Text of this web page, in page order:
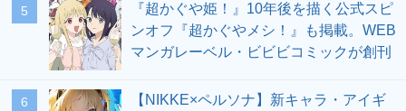
5
『超かぐや姫！』10年後を描く公式スピ
ンオフ『超かぐやメシ！』も掲載。WEB
マンガレーベル・ビビビコミックが創刊
6
【NIKKE×ペルソナ】新キャラ・アイギ